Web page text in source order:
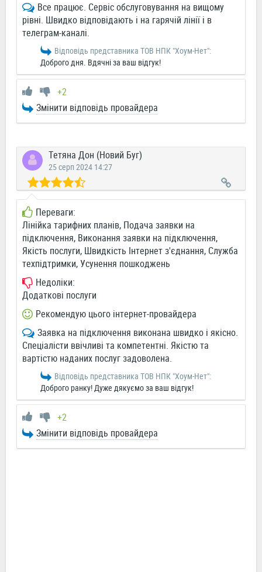
Все працює. Сервіс обслуговування на вищому
рівні. Швидко відповідають і на гарячій лінії і в
телеграм-каналі.
Відповідь представника ТОВ НПК "Хоум-Нет":
Доброго дня. Вдячні за ваш відгук!
+2
Змінити відповідь провайдера
Тетяна Дон (Новий Буг)
25 серп 2024 14:27
Переваги:
Лінійка тарифних планів, Подача заявки на
підключення, Виконання заявки на підключення,
Якість послуги, Швидкість Інтернет з'єднання, Служба
техпідтримки, Усунення пошкоджень
Недоліки:
Додаткові послуги
Рекомендую цього інтернет-провайдера
Заявка на підключення виконана швидко і якісно.
Спеціалісти ввічливі та компетентні. Якістю та
вартістю наданих послуг задоволена.
Відповідь представника ТОВ НПК "Хоум-Нет":
Доброго ранку! Дуже дякуємо за ваш відгук!
+2
Змінити відповідь провайдера